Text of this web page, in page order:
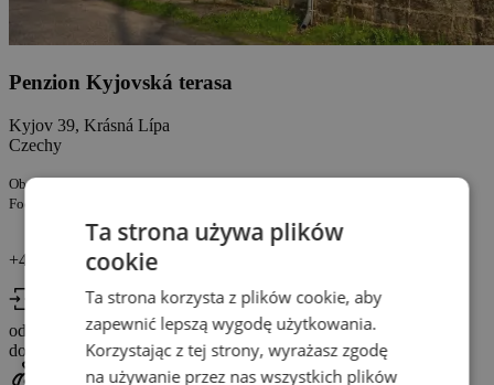
Penzion Kyjovská terasa
Kyjov 39, Krásná Lípa
Czechy
Obsługiwany przez firmę:
Food&Relax s.r.o. PESEL: 07242450
+420 774 741 610
Check In
od 14:00
Check Out
do 10:00
Ta strona używa plików
cookie
Ta strona korzysta z plików cookie, aby
zapewnić lepszą wygodę użytkowania.
Korzystając z tej strony, wyrażasz zgodę
na używanie przez nas wszystkich plików